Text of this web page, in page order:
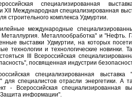
специализированная
XII Международная специализированная
строительного комплекса Удмуртии.
международные
Металлообработка" и "Нефть.
выставки Удмуртии, на которых
технологии и технологические новинки.
III Всероссийская
посвященная индустрии
специализированная выставка
для специалистов отрасли энергетики. А
- Всероссийская специализированная
Защита информации".